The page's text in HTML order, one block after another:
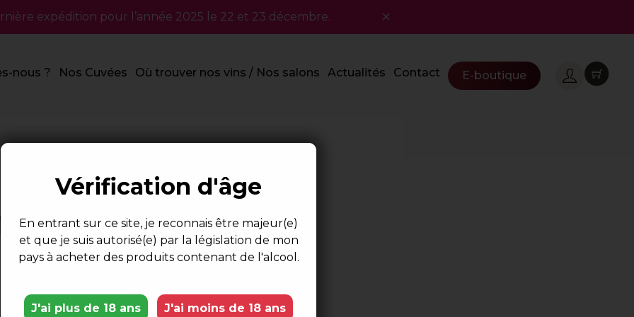
expédition pour l’année 2025 le 22 et 23 décembre.
nous ? Nos Cuvées Où trouver nos vins / Nos salons Actualités Contact E-boutique
Vérification d'âge
En entrant sur ce site, je reconnais être majeur(e)
et que je suis autorisé(e) par la législation de mon
pays à acheter des produits contenant de l'alcool.
J'ai plus de 18 ans J'ai moins de 18 ans